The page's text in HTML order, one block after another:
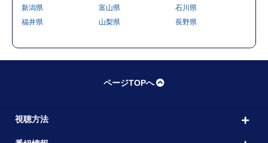
新潟県 富山県
石川県
福井県
山梨県 長野県
ページTOPへ
視聴方法